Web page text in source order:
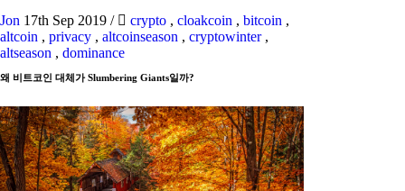
Jon 17th Sep 2019 / crypto , cloakcoin , bitcoin ,
altcoin , privacy , altcoinseason , cryptowinter,
altseason , dominance
왜 비트코인 대체가 Slumbering Giants일까?